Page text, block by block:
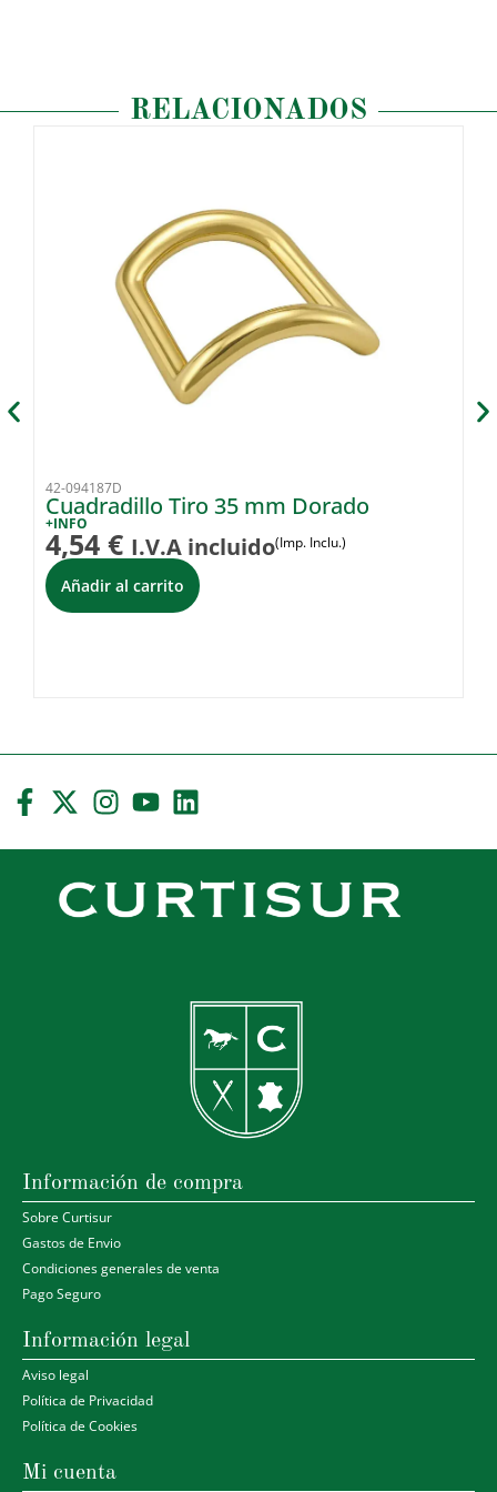
RELACIONADOS
42-094187D
Cuadradillo Tiro 35 mm Dorado
+INFO
4,54 € I.V.A incluido(Imp. Inclu.)
Añadir al carrito
Información de compra
Sobre Curtisur
Gastos de Envio
Condiciones generales de venta
Pago Seguro
Información legal
Aviso legal
Política de Privacidad
Política de Cookies
Mi cuenta